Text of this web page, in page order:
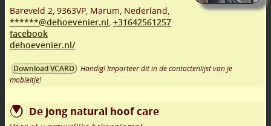
Bareveld 2, 9363VP, Marum, Nederland,
******@dehoevenier.nl, +31642561257
facebook
dehoevenier.nl/
Download VCARD
Handig! Importeer dit in de contactenlijst van je
mobieltje!
De jong natural hoof care